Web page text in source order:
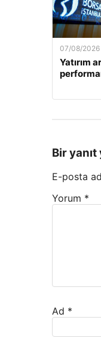
07/08/2026
Yatırım
Bir yanıt
E-posta
Yorum *
Ad *